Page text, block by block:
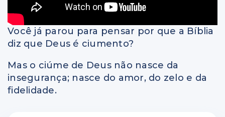
Você já parou para pensar por que a Bíblia
diz que Deus é ciumento?
Mas o ciúme de Deus não nasce da
insegurança; nasce do amor, do zelo e da
fidelidade.